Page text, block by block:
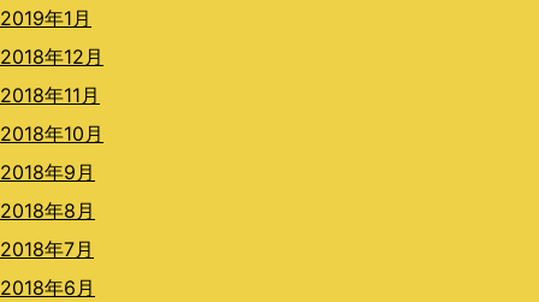
2019年1月
2018年12月
2018年11月
2018年10月
2018年9月
2018年8月
2018年7月
2018年6月